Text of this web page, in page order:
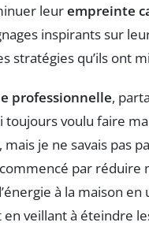
leurempreinte
inspirants sur
stratégies qu’ils ont
professionnelle,
toujours voulu faire
je ne savais pas
commencé par réduire
à la maison en
en veillant à éteindre